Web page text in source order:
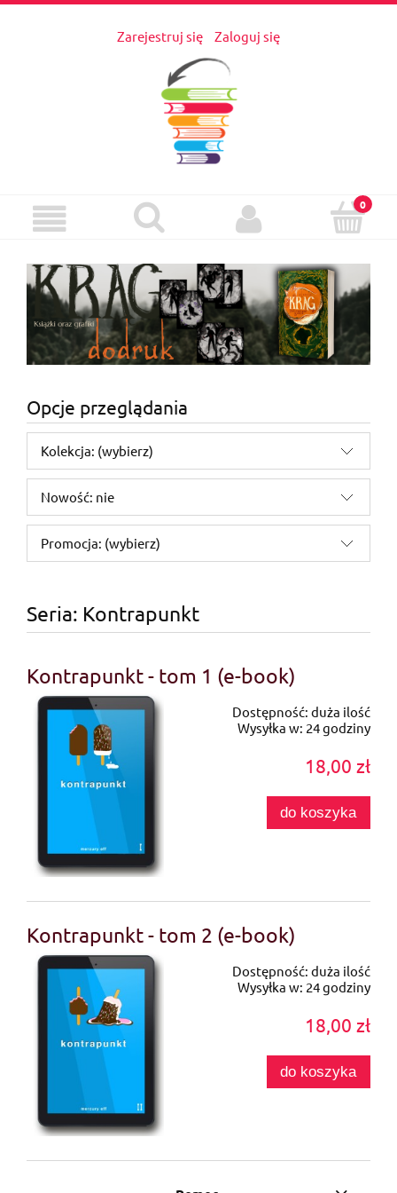
Zarejestruj się Zaloguj się
Opcje przeglądania
Kolekcja: (wybierz)
Nowość: nie
Promocja: (wybierz)
Seria: Kontrapunkt
Kontrapunkt - tom 1 (e-book)
Dostępność: duża ilość
Wysyłka w: 24 godziny
18,00 zł
do koszyka
Kontrapunkt - tom 2 (e-book)
Dostępność: duża ilość
Wysyłka w: 24 godziny
18,00 zł
do koszyka